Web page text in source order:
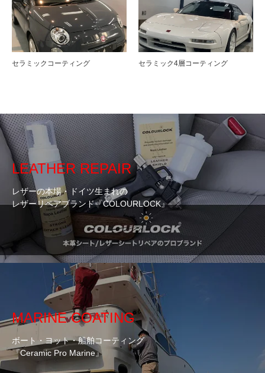
セラミックコーティング セラミック4層コーティング
LEATHER REPAIR
レザーの本場・ドイツ生まれの
レザーリペアブランド『COLOURLOCK』
MARINE COATING
ボート・ヨット・船舶コーティング
『Ceramic Pro Marine』